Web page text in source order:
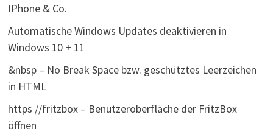
IPhone & Co.
Automatische Windows Updates deaktivieren in
Windows 10 + 11
&nbsp – No Break Space bzw. geschütztes Leerzeichen
in HTML
https //fritzbox – Benutzeroberfläche der FritzBox
öffnen